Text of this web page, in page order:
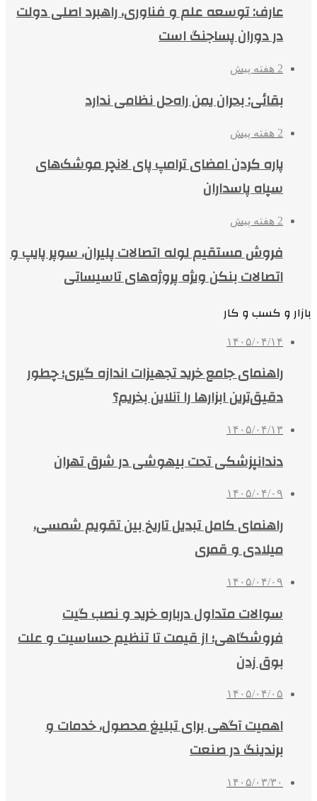
عارف: توسعه علم و فناوری، راهبرد اصلی دولت
در دوران پساجنگ است
2 هفته پیش
بقائی: بحران یمن راه‌حل نظامی ندارد
2 هفته پیش
پاره کردن امضای ترامپ پای لانچر موشک‌های
سپاه پاسداران
2 هفته پیش
فروش مستقیم لوله اتصالات پلیران، سوپر پایپ و
اتصالات بنکن ویژه پروژه‌های تاسیساتی
بازار و کسب و کار
۱۴۰۵/۰۴/۱۴
راهنمای جامع خرید تجهیزات اندازه گیری؛ چطور
دقیق‌ترین ابزارها را آنلاین بخریم؟
۱۴۰۵/۰۴/۱۳
دندانپزشکی تحت بیهوشی در شرق تهران
۱۴۰۵/۰۴/۰۹
راهنمای کامل تبدیل تاریخ بین تقویم شمسی،
میلادی و قمری
۱۴۰۵/۰۴/۰۹
سوالات متداول درباره خرید و نصب گیت
فروشگاهی؛ از قیمت تا تنظیم حساسیت و علت
بوق زدن
۱۴۰۵/۰۴/۰۵
اهمیت آگهی برای تبلیغ محصول، خدمات و
برندینگ در صنعت
۱۴۰۵/۰۳/۳۰